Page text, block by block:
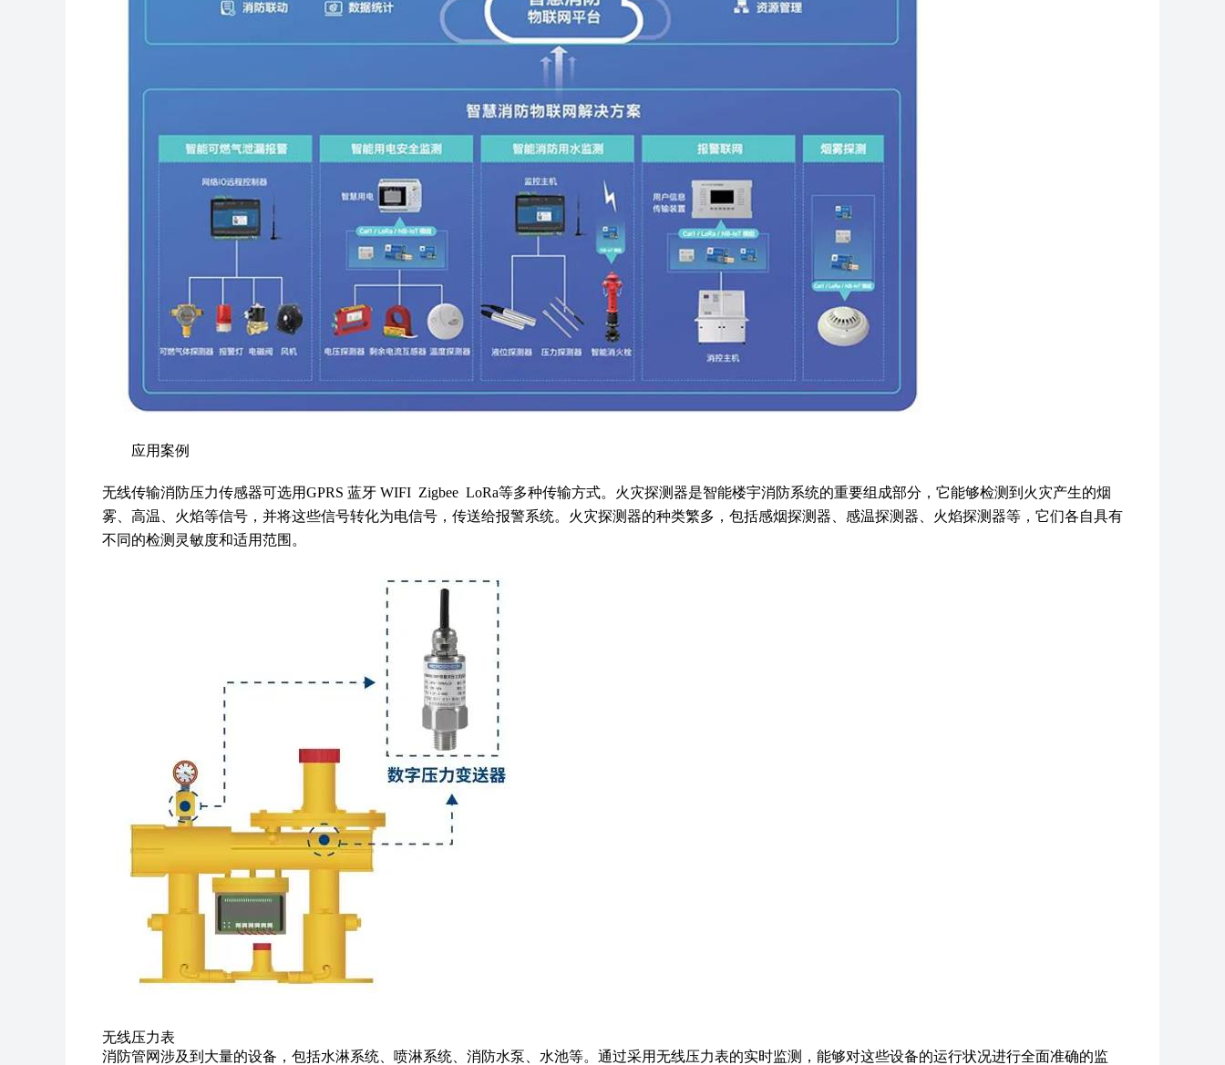
应用案例
无线传输消防压力传感器可选用GPRS 蓝牙 WIFI Zigbee LoRa等多种传输方式。火灾探测器是智能楼宇消防系统的重要组成部分，它能够检测到火灾产生的烟
雾、高温、火焰等信号，并将这些信号转化为电信号，传送给报警系统。火灾探测器的种类繁多，包括感烟探测器、感温探测器、火焰探测器等，它们各自具有
不同的检测灵敏度和适用范围。
无线压力表
消防管网涉及到大量的设备，包括水淋系统、喷淋系统、消防水泵、水池等。通过采用无线压力表的实时监测，能够对这些设备的运行状况进行全面准确的监